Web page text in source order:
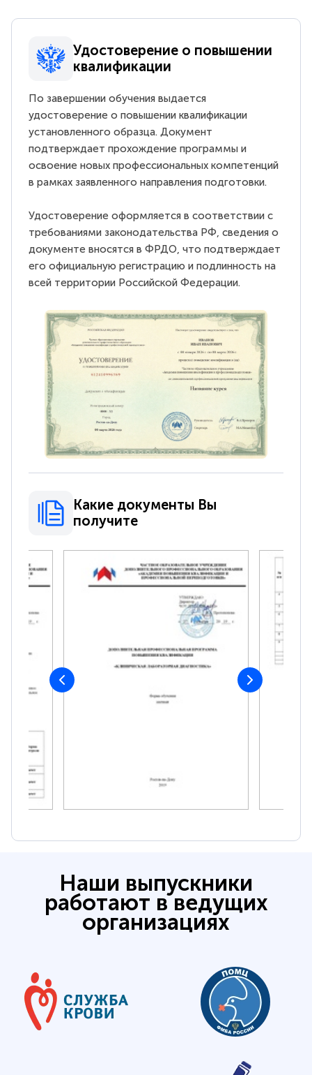
Удостоверение о повышении
квалификации
По завершении обучения выдается
удостоверение о повышении квалификации
установленного образца. Документ
подтверждает прохождение программы и
освоение новых профессиональных компетенций
в рамках заявленного направления подготовки.
Удостоверение оформляется в соответствии с
требованиями законодательства РФ, сведения о
документе вносятся в ФРДО, что подтверждает
его официальную регистрацию и подлинность на
всей территории Российской Федерации.
Какие документы Вы
получите
Наши выпускники
работают в ведущих
организациях